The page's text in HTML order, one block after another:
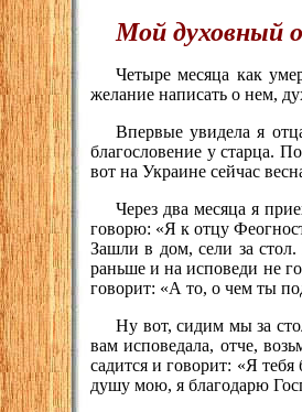
Мой духовный
Четыре месяца как
желание написать о нем,
Впервые увидела я
благословение у старца.
вот на Украине сейчас
Через два месяца я
говорю: «Я к отцу
Зашли в дом, сели за
раньше и на исповеди не
говорит: «А то, о чем ты
Ну вот, сидим мы за
вам исповедала, отче,
садится и говорит: «Я
душу мою, я благодарю